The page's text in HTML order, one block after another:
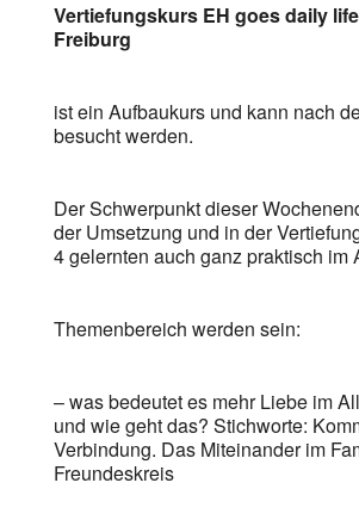
Vertiefungskurs EH goes daily
Freiburg
ist ein Aufbaukurs und kann nach
besucht werden.
Der Schwerpunkt dieser
der Umsetzung und in der
4 gelernten auch ganz praktisch im
Themenbereich werden sein:
– was bedeutet es mehr Liebe im
und wie geht das? Stichworte:
Verbindung. Das Miteinander im
Freundeskreis